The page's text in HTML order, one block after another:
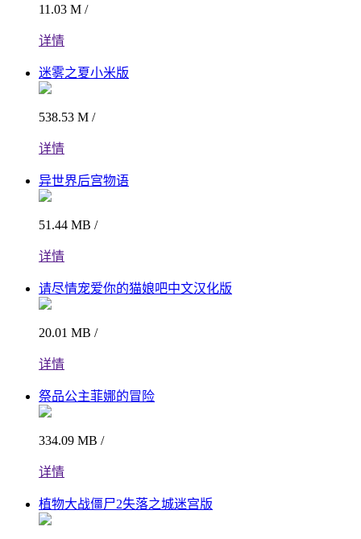
11.03 M /
详情
迷雾之夏小米版
538.53 M /
详情
异世界后宫物语
51.44 MB /
详情
请尽情宠爱你的猫娘吧中文汉化版
20.01 MB /
详情
祭品公主菲娜的冒险
334.09 MB /
详情
植物大战僵尸2失落之城迷宫版